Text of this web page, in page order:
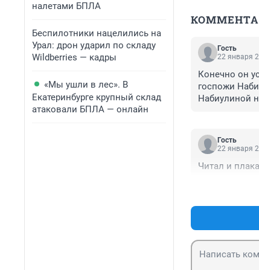
налетами БПЛА
Беспилотники нацелились на
Урал: дрон ударил по складу
Wildberries — кадры
«Мы ушли в лес». В
Екатеринбурге крупный склад
атаковали БПЛА — онлайн
Гость
22 января
Конечно он
госпожи
Набиулиной
Гость
22 января
Читал и